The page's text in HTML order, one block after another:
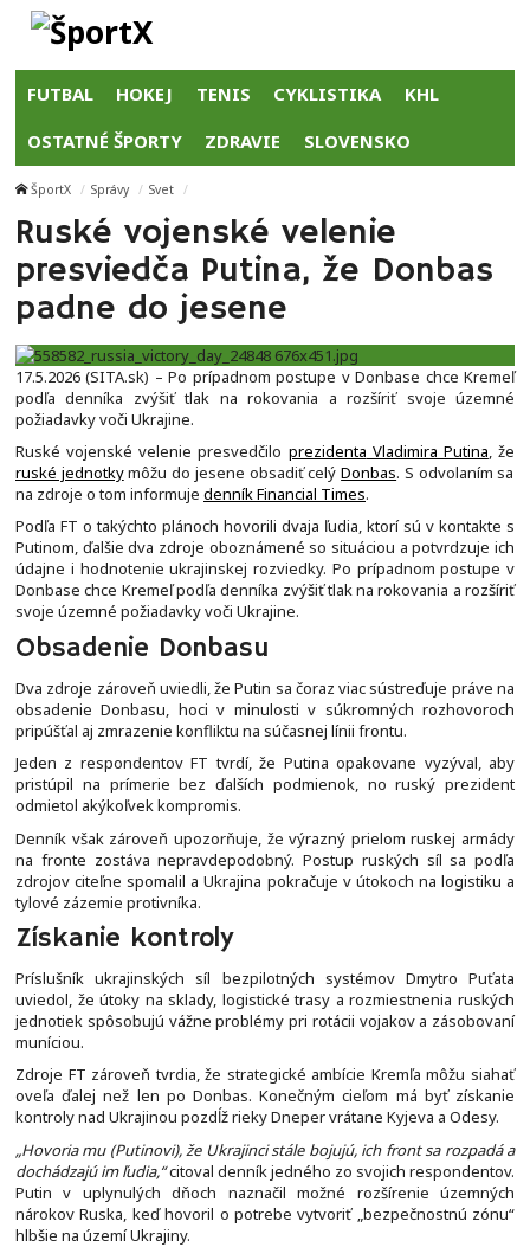
FUTBAL HOKEJ TENIS CYKLISTIKA KHL
OSTATNÉ ŠPORTY ZDRAVIE SLOVENSKO
ŠportX Správy Svet
Ruské vojenské velenie
presviedča Putina, že Donbas
padne do jesene
17.5.2026 (SITA.sk) – Po prípadnom postupe v Donbase chce Kremeľ
podľa denníka zvýšiť tlak na rokovania a rozšíriť svoje územné
požiadavky voči Ukrajine.
Ruské vojenské velenie presvedčilo prezidenta Vladimira Putina, že
ruské jednotkymôžu do jesene obsadiť celýDonbas. S odvolaním sa
na zdroje o tom informuje denník Financial Times.
Podľa FT o takýchto plánoch hovorili dvaja ľudia, ktorí sú v kontakte s
Putinom, ďalšie dva zdroje oboznámené so situáciou a potvrdzuje ich
údajne i hodnotenie ukrajinskej rozviedky. Po prípadnom postupe v
Donbase chce Kremeľ podľa denníka zvýšiť tlak na rokovania a rozšíriť
svoje územné požiadavky voči Ukrajine.
Obsadenie Donbasu
Dva zdroje zároveň uviedli, že Putin sa čoraz viac sústreďuje práve na
obsadenie Donbasu, hoci v minulosti v súkromných rozhovoroch
pripúšťal aj zmrazenie konfliktu na súčasnej línii frontu.
Jeden z respondentov FT tvrdí, že Putina opakovane vyzýval, aby
pristúpil na prímerie bez ďalších podmienok, no ruský prezident
odmietol akýkoľvek kompromis.
Denník však zároveň upozorňuje, že výrazný prielom ruskej armády
na fronte zostáva nepravdepodobný. Postup ruských síl sa podľa
zdrojov citeľne spomalil a Ukrajina pokračuje v útokoch na logistiku a
tylové zázemie protivníka.
Získanie kontroly
Príslušník ukrajinských síl bezpilotných systémov Dmytro Puťata
uviedol, že útoky na sklady, logistické trasy a rozmiestnenia ruských
jednotiek spôsobujú vážne problémy pri rotácii vojakov a zásobovaní
muníciou.
Zdroje FT zároveň tvrdia, že strategické ambície Kremľa môžu siahať
oveľa ďalej než len po Donbas. Konečným cieľom má byť získanie
kontroly nad Ukrajinou pozdĺž rieky Dneper vrátane Kyjeva a Odesy.
„Hovoria mu (Putinovi), že Ukrajinci stále bojujú, ich front sa rozpadá a
dochádzajú im ľudia,“citoval denník jedného zo svojich respondentov.
Putin v uplynulých dňoch naznačil možné rozšírenie územných
nárokov Ruska, keď hovoril o potrebe vytvoriť „bezpečnostnú zónu“
hlbšie na území Ukrajiny.